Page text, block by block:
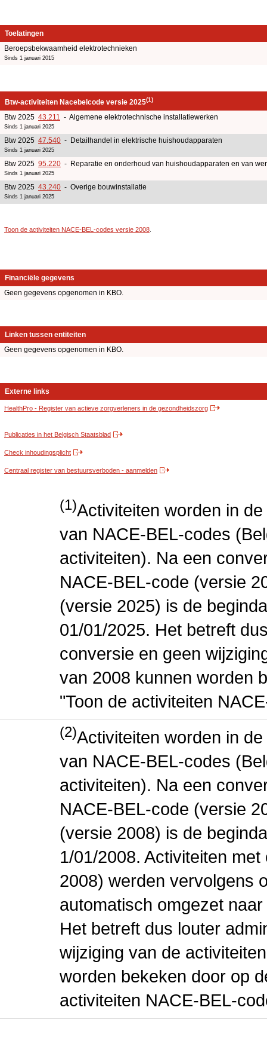
Toelatingen
Beroepsbekwaamheid elektrotechnieken
Sinds 1 januari 2015
Btw-activiteiten Nacebelcode versie 2025(1)
Btw 2025 43.211 - Algemene elektrotechnische installatiewerken
Sinds 1 januari 2025
Btw 2025 47.540 - Detailhandel in elektrische huishoudapparaten
Sinds 1 januari 2025
Btw 2025 95.220 - Reparatie en onderhoud van huishoudapparaten en van
Sinds 1 januari 2025
Btw 2025 43.240 - Overige bouwinstallatie
Sinds 1 januari 2025
Toon de activiteiten NACE-BEL-codes versie 2008
Financiële gegevens
Geen gegevens opgenomen in KBO.
Linken tussen entiteiten
Geen gegevens opgenomen in KBO.
Externe links
HealthPro - Register van actieve zorgverleners in de gezondheidszorg
Publicaties in het Belgisch Staatsblad
Check inhoudingsplicht
Centraal register van bestuursverboden - aanmelden
(1)Activiteiten worden in
van NACE-BEL-codes
activiteiten). Na een
NACE-BEL-code (versie
(versie 2025) is de
01/01/2025. Het betreft
conversie en geen
van 2008 kunnen worden
"Toon de activiteiten
(2)Activiteiten worden in
van NACE-BEL-codes
activiteiten). Na een
NACE-BEL-code (versie
(versie 2008) is de
1/01/2008. Activiteiten
2008) werden vervolgens
automatisch omgezet
Het betreft dus louter
wijziging van de
worden bekeken door op
activiteiten NACE-BEL-